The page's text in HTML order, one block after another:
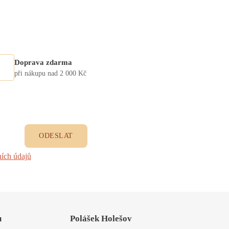
Doprava zdarma
při nákupu nad 2 000 Kč
údajů
ODESLAT
Polášek Holešov